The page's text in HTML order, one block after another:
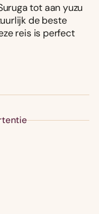
tot aan yuzu
de beste
reis is perfect